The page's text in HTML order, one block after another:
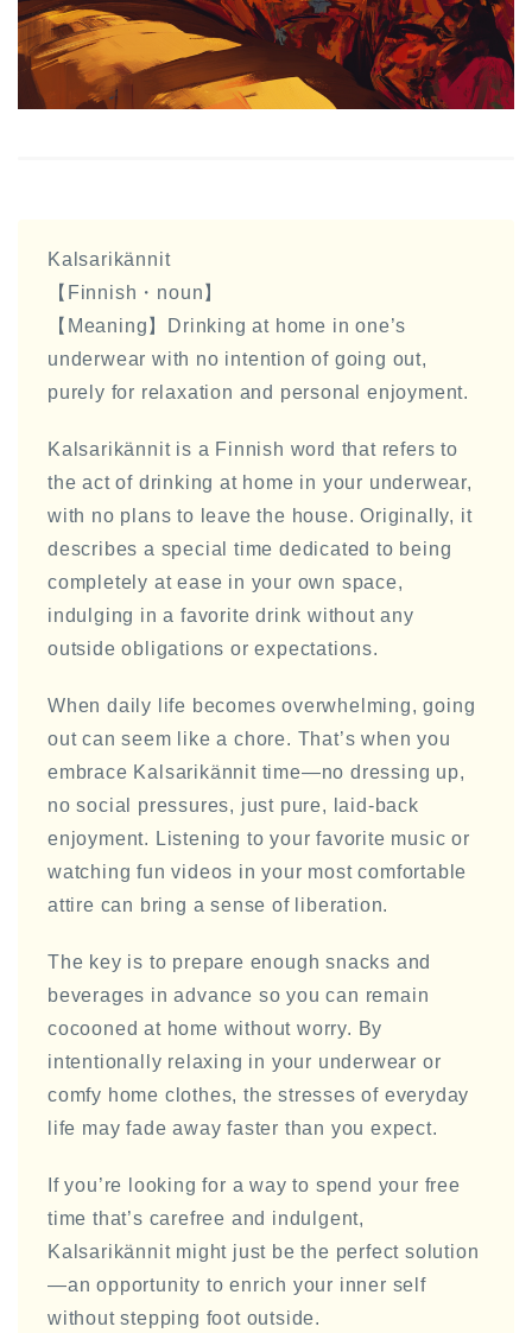
Kalsarikännit
【Finnish・noun】
【Meaning】Drinking at home in one’s
underwear with no intention of going out,
purely for relaxation and personal enjoyment.
Kalsarikännit is a Finnish word that refers to
the act of drinking at home in your underwear,
with no plans to leave the house. Originally, it
describes a special time dedicated to being
completely at ease in your own space,
indulging in a favorite drink without any
outside obligations or expectations.
When daily life becomes overwhelming, going
out can seem like a chore. That’s when you
embrace Kalsarikännit time—no dressing up,
no social pressures, just pure, laid-back
enjoyment. Listening to your favorite music or
watching fun videos in your most comfortable
attire can bring a sense of liberation.
The key is to prepare enough snacks and
beverages in advance so you can remain
cocooned at home without worry. By
intentionally relaxing in your underwear or
comfy home clothes, the stresses of everyday
life may fade away faster than you expect.
If you’re looking for a way to spend your free
time that’s carefree and indulgent,
Kalsarikännit might just be the perfect solution
—an opportunity to enrich your inner self
without stepping foot outside.